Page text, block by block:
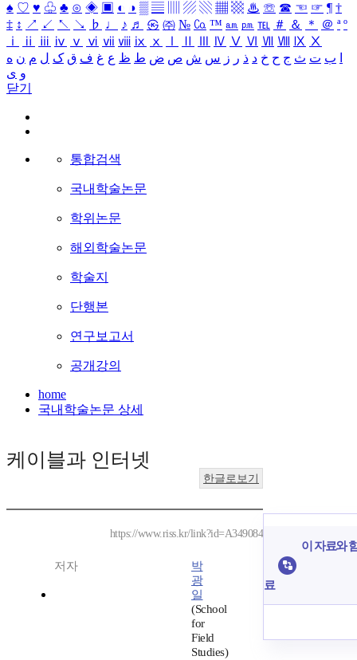
♠ ♡ ♥ ♧ ♣ ⊙ ◈ ▣ ◐ ◑ ▒ ▤ ▨ ▧ ▦ ▩ ♨ ☏ ☎ ☜ ☞ ¶ †
‡ ↕ ↗ ↙ ↖ ↘ ♭ ♩ ♪ ♬ ㉿ ㈜ № ㏇ ™ ㏂ ㏘ ℡ ＃ ＆ ＊ ＠ ª º
ⅰ
ⅱ ⅲ ⅳ ⅴ ⅵ ⅶ ⅷ ⅸ ⅹ Ⅳ Ⅴ Ⅵ Ⅶ Ⅷ Ⅸ Ⅹ
ب ت ث ج ح خ د ذ ر ز س ش ص ض ط ظ ع غ ف ق ک ل م ن ه
و ی
닫기
통합검색
국내학술논문
학위논문
해외학술논문
학술지
단행본
연구보고서
공개강의
home
국내학술논문 상세
케이블과 인터넷
한글로보기
https://www.riss.kr/link?id=A349084
저자
박
광
일
(School
for
Field
Studies)
이 자료와
료